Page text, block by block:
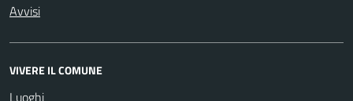
Avvisi
VIVERE IL COMUNE
Luoghi